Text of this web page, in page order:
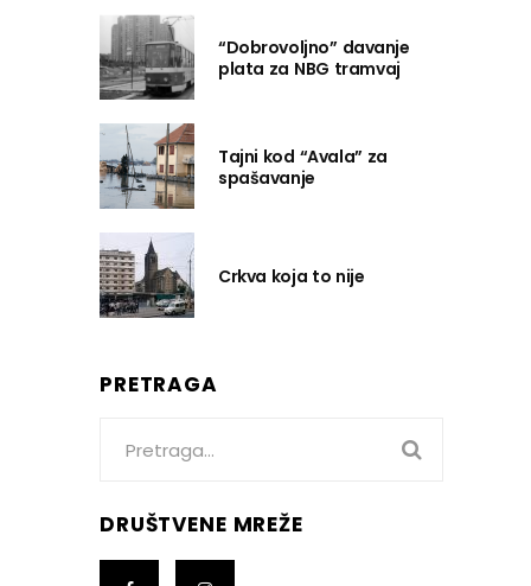
“Dobrovoljno” davanje
plata za NBG tramvaj
Tajni kod “Avala” za
spašavanje
Crkva koja to nije
PRETRAGA
DRUŠTVENE MREŽE